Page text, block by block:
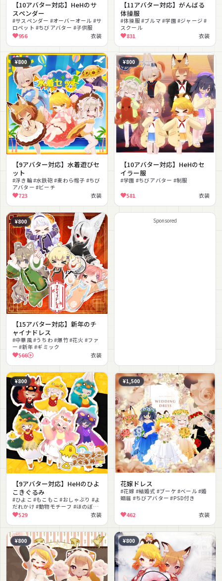
【10アバター対応】HeHのサ
スペンダー
#サスペンダー #オーバーオール #サ
ロペット #ちびアバター #子供服
956 衣装
【11アバター対応】がんばる
体操服
#体操服 #ブルマ #学園 #ジャージ #
スクール
831 衣装
¥800
【9アバター対応】水着遊びセ
ット
#浮き輪 #水鉄砲 #麦わら帽子 #ちび
アバター #ビーチ
723 衣装
¥800
【10アバター対応】HeHのセ
イラー服
#学園 #ちびアバター #制服
581 衣装
¥800
【15アバター対応】新年のチ
ャイナドレス
#中華風 #うちわ #爆竹 #花火 #ファ
ー #新年 #ギミック
566 衣装
Sponsored
¥800
【9アバター対応】HeHのひよ
こきぐるみ
#ひよこ #もこもこ #おしゃぶり #よ
だれかけ #動物モチーフ #ほのぼの
#着ぐるみ
529 衣装
¥1,500
花嫁ドレス
#花嫁 #結婚式 #ブーケ #ベール #婚
姻届 #ちびアバター #PSD付き
462 衣装
¥800 ¥800